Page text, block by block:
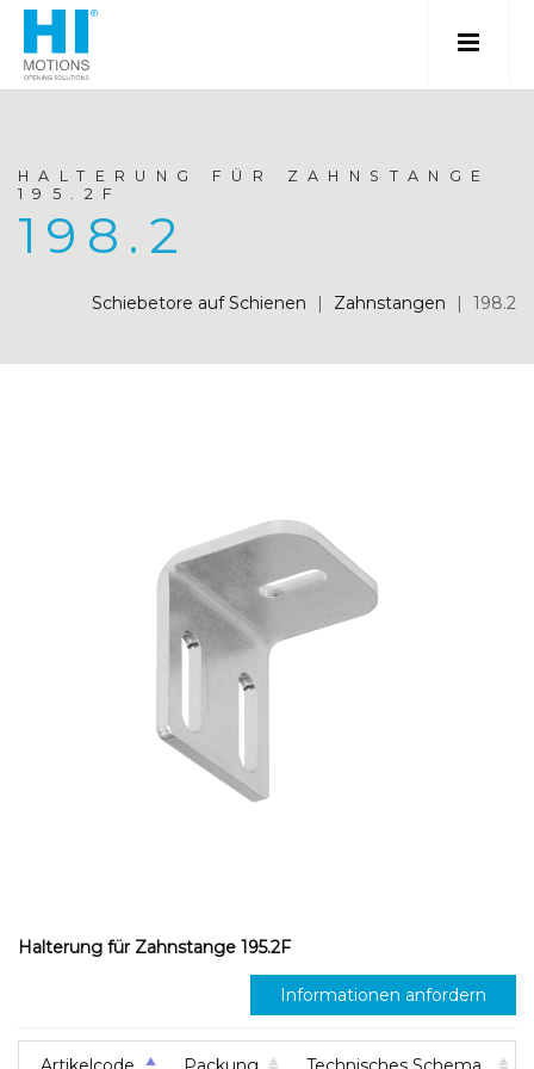
HALTERUNG FÜR ZAHNSTANGE
195.2F
198.2
Schiebetore auf Schienen | Zahnstangen | 198.2
Halterung für Zahnstange 195.2F
Informationen anfordern